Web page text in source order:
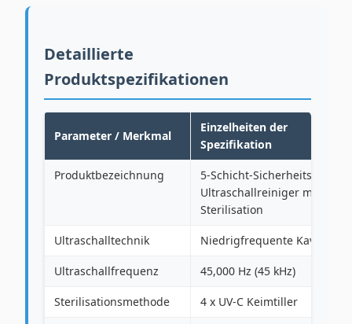
Detaillierte
Produktspezifikationen
Parameter / Merkmal
Einzelheiten der
Spezifikation
Produktbezeichnung
5-Schicht-Sicherheits-
Ultraschallreiniger mit UV-
Sterilisation
Ultraschalltechnik Niedrigfrequente Kavitation
Ultraschallfrequenz 45,000 Hz (45 kHz)
Sterilisationsmethode 4 x UV-C Keimtiller